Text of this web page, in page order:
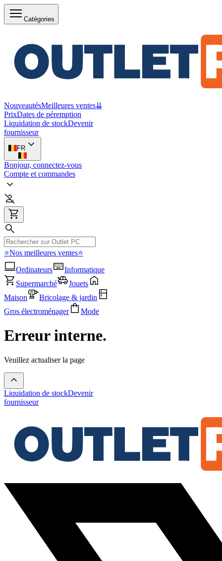
Catégories
NouveautésMeilleures ventes⇊
PrixDates de péremption
Liquidation de stockDevenir
fournisseur
FR
Bonjour, connectez-vous
Compte et commandes
⭐Nos meilleures ventes⭐
Ordinateurs
Informatique
Supermarché
Jouets
Maison
Bricolage & jardin
Gros électroménager
Mode
Erreur interne.
Veuillez actualiser la page
Liquidation de stockDevenir
fournisseur